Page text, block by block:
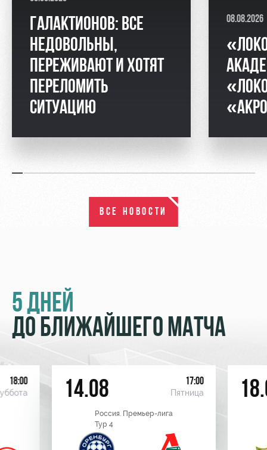
ГАЛАКТИОНОВ: ВСЕ
НЕДОВОЛЬНЫ,
ПЕРЕЖИВАЮТ И ХОТЯТ
ПЕРЕЛОМИТЬ
СИТУАЦИЮ
08.08.2026
ВСЕ НОВОСТИ
5 ДНЕЙ
ДО БЛИЖАЙШЕГО МАТЧА
18:00 14.08 17:00
Пятница
Россия. Премьер-лига
Тур 4